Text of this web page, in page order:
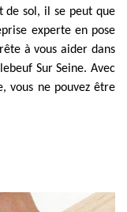
de sol, il se peut que
experte en pose
à vous aider dans
Sur Seine. Avec
vous ne pouvez être